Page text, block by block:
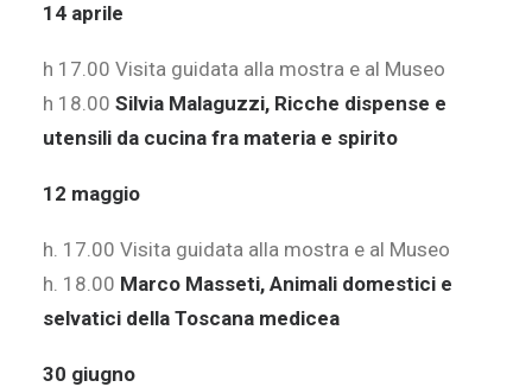
14 aprile
h 17.00 Visita guidata alla mostra e al Museo
h 18.00 Silvia Malaguzzi, Ricche dispense e
utensili da cucina fra materia e spirito
12 maggio
h. 17.00 Visita guidata alla mostra e al Museo
h. 18.00 Marco Masseti, Animali domestici e
selvatici della Toscana medicea
30 giugno